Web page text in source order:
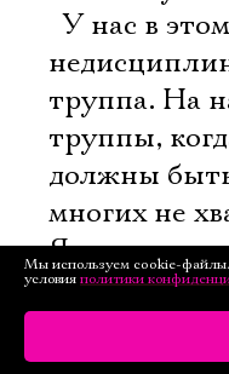
 У нас в
труппа. На
труппы,
должны
многих не
Я помню,
Наумович
повторял из
на самом
Мы используем cookie-файлы.
условия политики